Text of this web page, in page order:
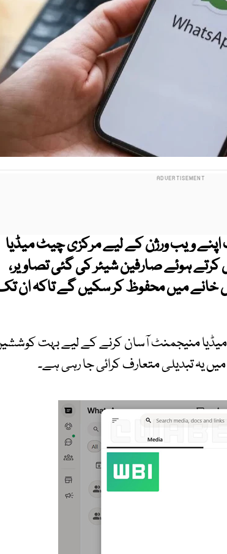
ویب ورژن کے لیے مرکزی چیٹ میڈیا
ہوئے صارفین شیئر کی گئی تصاویر،
خانے میں محفوظ کر سکیں گے تاکہ ان
میڈیا منیجمنٹ آسان کرنے کے لیے بہت
یہ تبدیلی متعارف کرائی جا رہی ہے۔